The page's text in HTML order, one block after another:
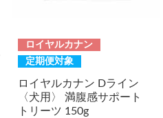
ロイヤルカナン
定期便対象
ロイヤルカナン Dライン
〈犬用〉 満腹感サポート
トリーツ 150g